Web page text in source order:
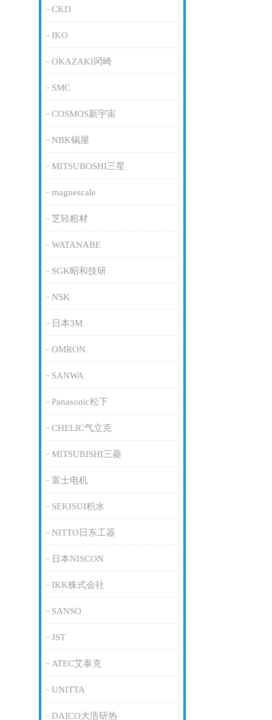
CKD
IKO
OKAZAKI冈崎
SMC
COSMOS新宇宙
NBK锅屋
MITSUBOSHI三星
magnescale
芝轻粗材
WATANABE
SGK昭和技研
NSK
日本3M
OMRON
SANWA
Panasonic松下
CHELIC气立克
MITSUBISHI三菱
富士电机
SEKISUI积水
NITTO日东工器
日本NISCON
IKK株式会社
SANSO
JST
ATEC艾泰克
UNITTA
DAICO大浩研热